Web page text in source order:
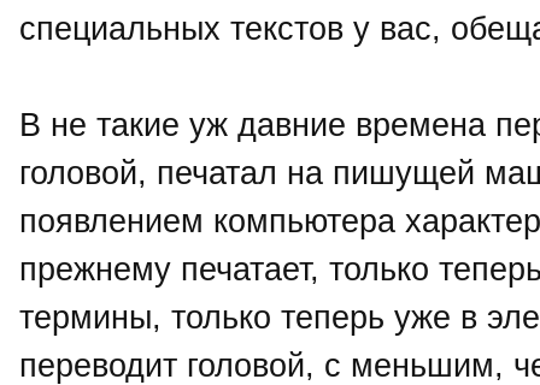
специальных текстов у вас,
В не такие уж давние времена
головой, печатал на пишущей
появлением компьютера
прежнему печатает, только
термины, только теперь уже в
переводит головой, с меньшим,